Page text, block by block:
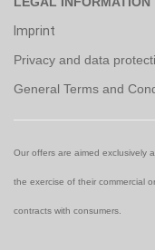
Imprint
Privacy and data
General Terms and
Our offers are aimed exclusively
the exercise of their commercial
contracts with consumers.